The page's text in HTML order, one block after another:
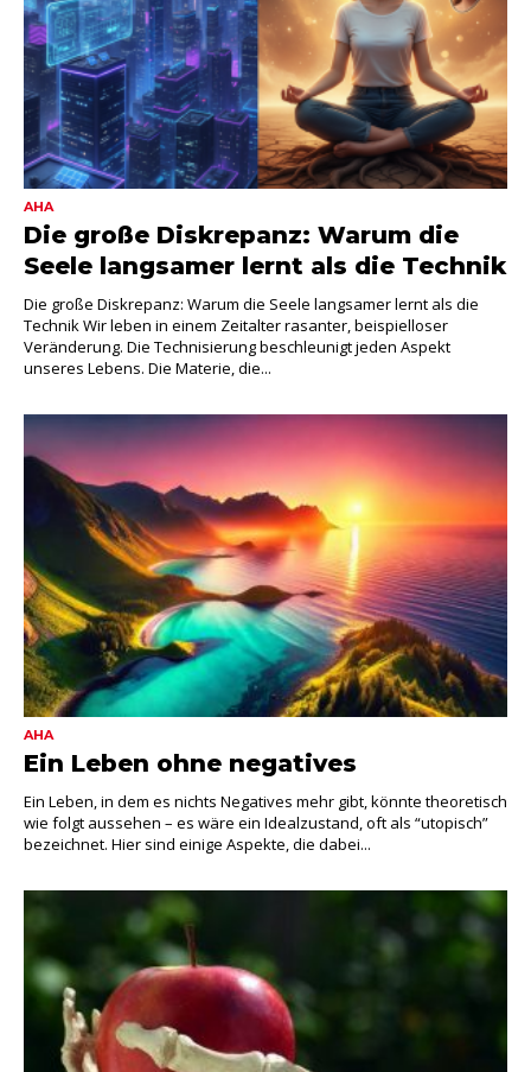
AHA
Die große Diskrepanz: Warum die
Seele langsamer lernt als die Technik
Die große Diskrepanz: Warum die Seele langsamer lernt als die
Technik Wir leben in einem Zeitalter rasanter, beispielloser
Veränderung. Die Technisierung beschleunigt jeden Aspekt
unseres Lebens. Die Materie, die...
AHA
Ein Leben ohne negatives
Ein Leben, in dem es nichts Negatives mehr gibt, könnte theoretisch
wie folgt aussehen – es wäre ein Idealzustand, oft als “utopisch”
bezeichnet. Hier sind einige Aspekte, die dabei...